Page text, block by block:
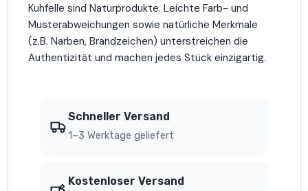
Kuhfelle sind Naturprodukte. Leichte Farb- und
Musterabweichungen sowie natürliche Merkmale
(z.B. Narben, Brandzeichen) unterstreichen die
Authentizität und machen jedes Stück einzigartig.
Schneller Versand
1–3 Werktage geliefert
Kostenloser Versand